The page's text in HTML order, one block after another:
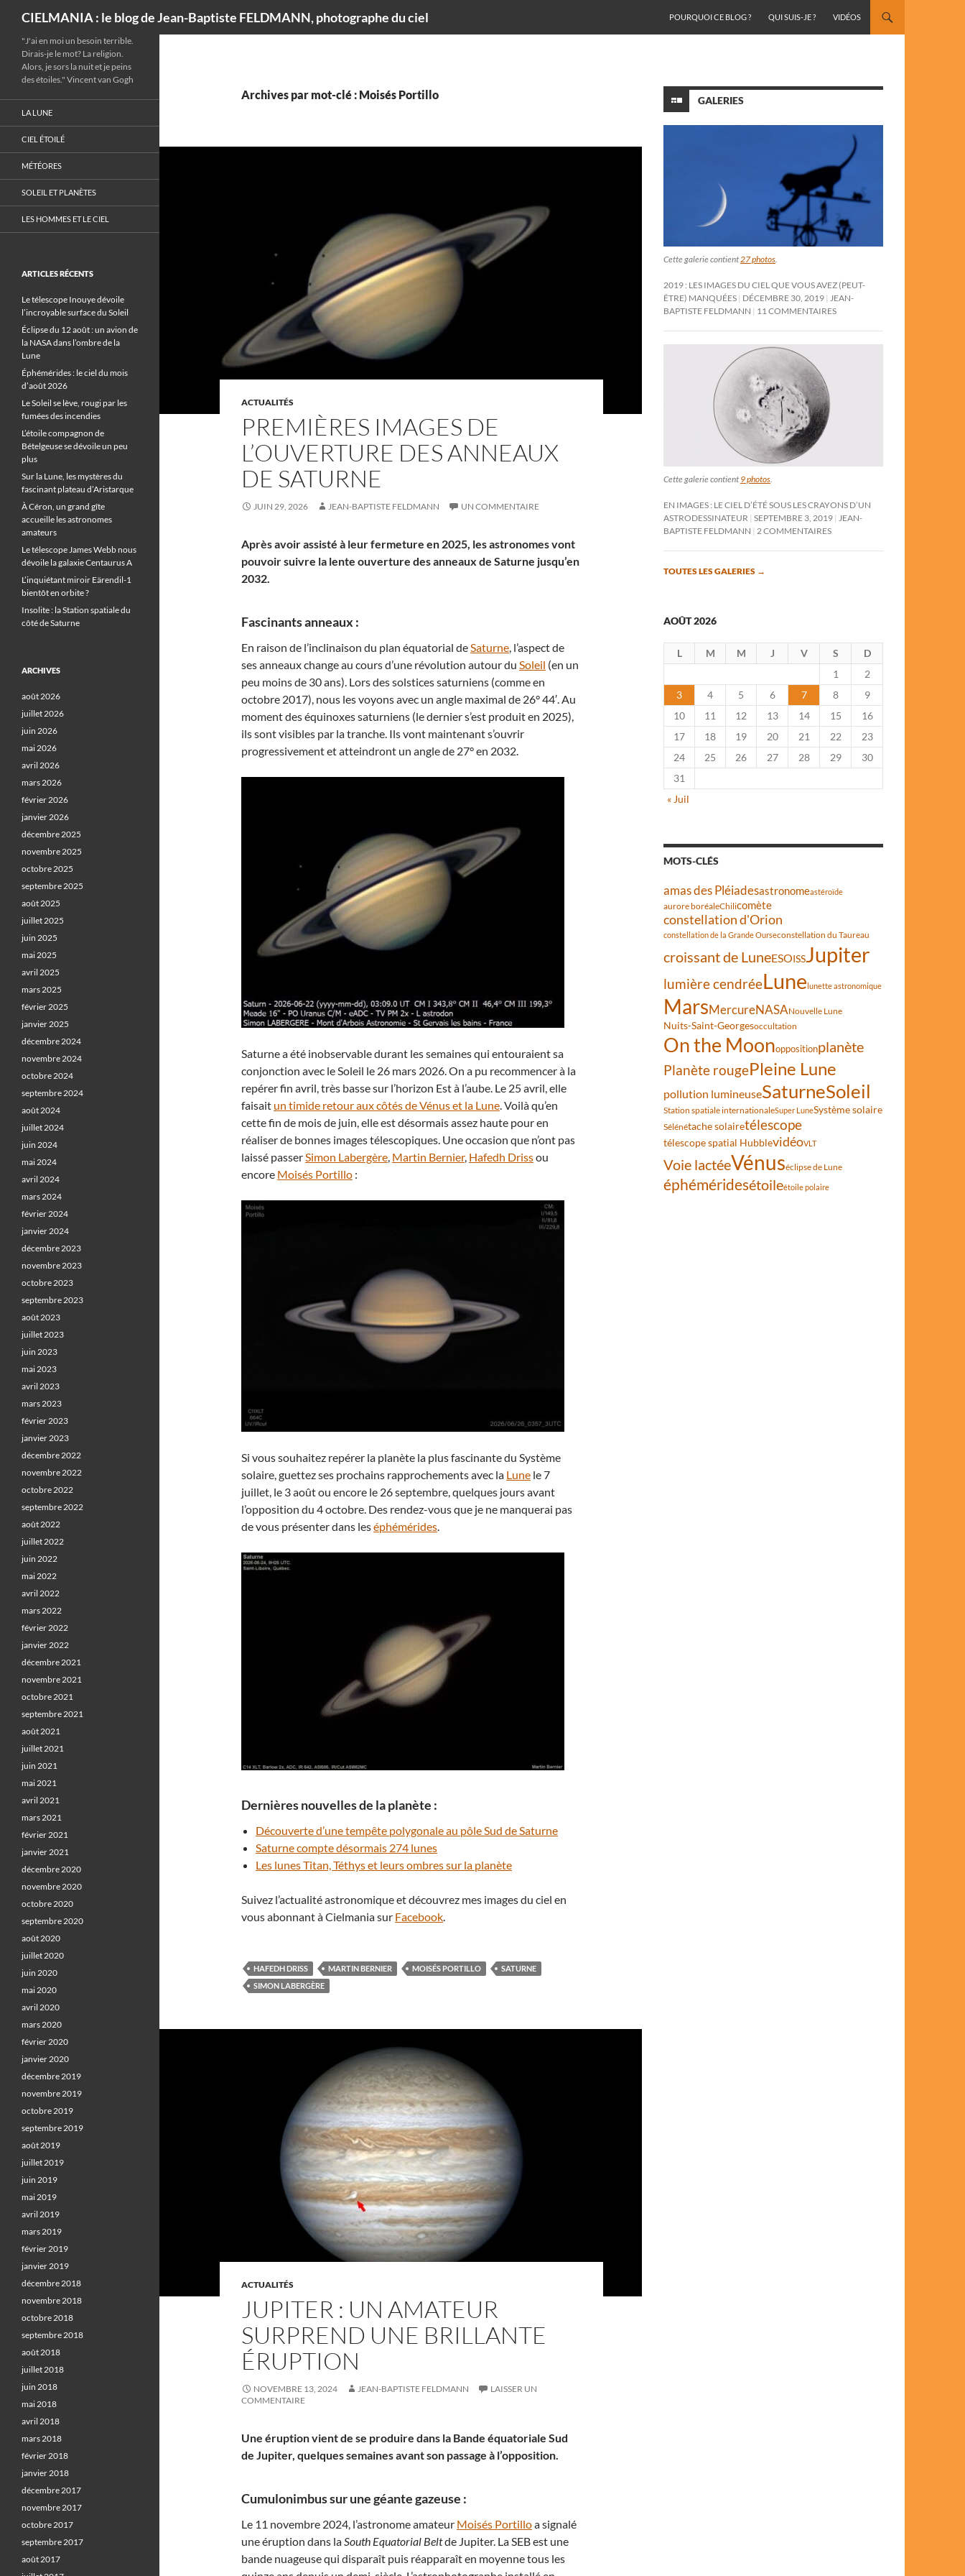
CIELMANIA : le blog de Jean-Baptiste FELDMANN, photographe du ciel
POURQUOI CE BLOG ?
QUI SUIS-JE ? VIDÉOS
Archives par mot-clé : Moisés Portillo
ACTUALITÉS
PREMIÈRES IMAGES DE
L’OUVERTURE DES ANNEAUX
DE SATURNE
JUIN 29, 2026 JEAN-BAPTISTE FELDMANN UN COMMENTAIRE
Après avoir assisté à leur fermeture en 2025, les astronomes vont
pouvoir suivre la lente ouverture des anneaux de Saturne jusqu’en
2032.
Fascinants anneaux :
En raison de l’inclinaison du plan équatorial deSaturne, l’aspect de
ses anneaux change au cours d’une révolution autour du Soleil (en un
peu moins de 30 ans). Lors des solstices saturniens (comme en
octobre 2017), nous les voyons avec un angle maximal de 26° 44′. Au
moment des équinoxes saturniens (le dernier s’est produit en 2025),
ils sont visibles par la tranche. Ils vont maintenant s’ouvrir
progressivement et atteindront un angle de 27° en 2032.
Saturne a été inobservable durant les semaines qui entouraient sa
conjonction avec le Soleil le 26 mars 2026. On a pu recommencer à la
repérer fin avril, très basse sur l’horizon Est à l’aube. Le 25 avril, elle
faisait un timide retour aux côtés de Vénus et la Lune. Voilà qu’en
cette fin de mois de juin, elle est désormais assez haute pour en
réaliser de bonnes images télescopiques. Une occasion que n’ont pas
laissé passerSimon Labergère, Martin Bernier, Hafedh Drissou
encore Moisés Portillo :
Si vous souhaitez repérer la planète la plus fascinante du Système
solaire, guettez ses prochains rapprochements avec la Lune le 7
juillet, le 3 août ou encore le 26 septembre, quelques jours avant
l’opposition du 4 octobre. Des rendez-vous que je ne manquerai pas
de vous présenter dans leséphémérides.
Dernières nouvelles de la planète :
Découverte d’une tempête polygonale au pôle Sud de Saturne
Saturne compte désormais 274 lunes
Les lunes Titan, Téthys et leurs ombres sur la planète
Suivez l’actualité astronomique et découvrez mes images du ciel en
vous abonnant à Cielmania sur Facebook.
HAFEDH DRISS MARTIN BERNIER MOISÉS PORTILLO
SATURNE
SIMON LABERGÈRE
ACTUALITÉS
JUPITER : UN AMATEUR
SURPREND UNE BRILLANTE
ÉRUPTION
NOVEMBRE 13, 2024 JEAN-BAPTISTE FELDMANN
LAISSER UN
COMMENTAIRE
Une éruption vient de se produire dans la Bande équatoriale Sud
de Jupiter, quelques semaines avant son passage à l’opposition.
Cumulonimbus sur une géante gazeuse :
Le 11 novembre 2024, l’astronome amateur Moisés Portilloa signalé
une éruption dans laSouth Equatorial Beltde Jupiter. La SEB est une
bande nuageuse qui disparaît puis réapparaît en moyenne tous les
GALERIES
Cette galerie contient27 photos.
2019 : LES IMAGES DU CIEL QUE VOUS AVEZ (PEUT-
ÊTRE) MANQUÉES DÉCEMBRE 30, 2019 JEAN-
BAPTISTE FELDMANN
11 COMMENTAIRES
Cette galerie contient 9 photos
EN IMAGES : LE CIEL D’ÉTÉ SOUS LES CRAYONS D’UN
ASTRODESSINATEUR SEPTEMBRE 3, 2019
JEAN-
BAPTISTE FELDMANN
2 COMMENTAIRES
TOUTES LES GALERIES →
AOÛT 2026
L M M J V S
D
1
2
3
4 5 6 7 8
9
10
11 12 13 14 15
16
17
18 19 20 21 22
23
24
25 26 27 28 29
30
31
« Juil
MOTS-CLÉS
amas des Pléiadesastronomeastéroïde
aurore boréaleChilicomète
constellation d'Orion
constellation de la Grande Ourseconstellation du Taureau
croissant de LuneESOISSJupiter
lumière cendréeLunelunette astronomique
MarsMercureNASANouvelle Lune
Nuits-Saint-Georgesoccultation
On the Moonoppositionplanète
Planète rougePleine Lune
pollution lumineuseSaturneSoleil
Station spatiale internationaleSuper LuneSystème solaire
Sélénétache solairetélescope
télescope spatial HubblevidéoVLT
Voie lactéeVénuséclipse de Lune
éphéméridesétoileétoile polaire
"J'ai en moi un besoin terrible.
Dirais-je le mot? La religion.
Alors, je sors la nuit et je peins
des étoiles." Vincent van Gogh
LA LUNE
CIEL ÉTOILÉ
MÉTÉORES
SOLEIL ET PLANÈTES
LES HOMMES ET LE CIEL
ARTICLES RÉCENTS
Le télescope Inouye dévoile
l’incroyable surface du Soleil
Éclipse du 12 août : un avion de
la NASA dans l’ombre de la
Lune
Éphémérides : le ciel du mois
d’août 2026
Le Soleil se lève, rougi par les
fumées des incendies
L’étoile compagnon de
Bételgeuse se dévoile un peu
plus
Sur la Lune, les mystères du
fascinant plateau d’Aristarque
À Céron, un grand gîte
accueille les astronomes
amateurs
Le télescope James Webb nous
dévoile la galaxie Centaurus A
L’inquiétant miroir Eärendil-1
bientôt en orbite ?
Insolite : la Station spatiale du
côté de Saturne
ARCHIVES
août 2026
juillet 2026
juin 2026
mai 2026
avril 2026
mars 2026
février 2026
janvier 2026
décembre 2025
novembre 2025
octobre 2025
septembre 2025
août 2025
juillet 2025
juin 2025
mai 2025
avril 2025
mars 2025
février 2025
janvier 2025
décembre 2024
novembre 2024
octobre 2024
septembre 2024
août 2024
juillet 2024
juin 2024
mai 2024
avril 2024
mars 2024
février 2024
janvier 2024
décembre 2023
novembre 2023
octobre 2023
septembre 2023
août 2023
juillet 2023
juin 2023
mai 2023
avril 2023
mars 2023
février 2023
janvier 2023
décembre 2022
novembre 2022
octobre 2022
septembre 2022
août 2022
juillet 2022
juin 2022
mai 2022
avril 2022
mars 2022
février 2022
janvier 2022
décembre 2021
novembre 2021
octobre 2021
septembre 2021
août 2021
juillet 2021
juin 2021
mai 2021
avril 2021
mars 2021
février 2021
janvier 2021
décembre 2020
novembre 2020
octobre 2020
septembre 2020
août 2020
juillet 2020
juin 2020
mai 2020
avril 2020
mars 2020
février 2020
janvier 2020
décembre 2019
novembre 2019
octobre 2019
septembre 2019
août 2019
juillet 2019
juin 2019
mai 2019
avril 2019
mars 2019
février 2019
janvier 2019
décembre 2018
novembre 2018
octobre 2018
septembre 2018
août 2018
juillet 2018
juin 2018
mai 2018
avril 2018
mars 2018
février 2018
janvier 2018
décembre 2017
novembre 2017
octobre 2017
septembre 2017
août 2017